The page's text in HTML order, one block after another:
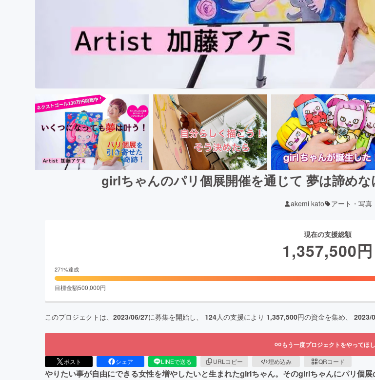
girlちゃんのパリ個展開催を通じて 夢は諦め
akemi kato アート・写真
現在の支援総額
1,357,500円
271%達成
目標金額500,000円
このプロジェクトは、 2023/06/27に募集を開始し、 124人の支援により 1,357,500円の資金を集め、 2023/
もう一度プロジェクトをやってほ
ポスト シェア LINEで送る URLコピー 埋め込み QRコード
やりたい事が自由にできる女性を増やしたいと生まれたgirlちゃん。そのgirlちゃんにパリ個